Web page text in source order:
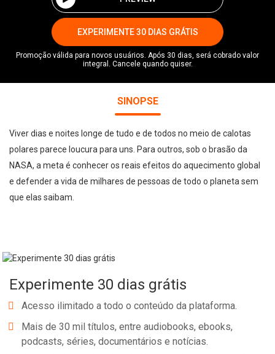
EXPERIMENTE 30 DIAS GRÁTIS
Promoção válida para novos usuários. Após 30 dias, será cobrado valor
integral. Cancele quando quiser.
SINOPSE
Viver dias e noites longe de tudo e de todos no meio de calotas
polares parece loucura para uns. Para outros, sob o brasão da
NASA, a meta é conhecer os reais efeitos do aquecimento global
e defender a vida de milhares de pessoas de todo o planeta sem
que elas saibam.
Experimente 30 dias grátis
Acesso ilimitado a todo o conteúdo da plataforma.
Mais de 30 mil títulos, entre audiobooks, ebooks,
podcasts, séries, documentários e notícias.